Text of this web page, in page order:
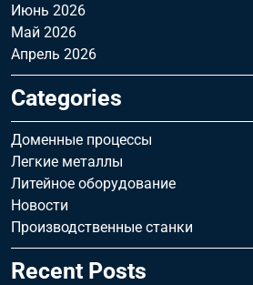
Июнь 2026
Май 2026
Апрель 2026
Categories
Доменные процессы
Легкие металлы
Литейное оборудование
Новости
Производственные станки
Recent Posts